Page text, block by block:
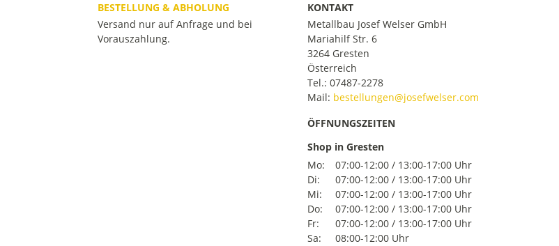
BESTELLUNG & ABHOLUNG
Versand nur auf Anfrage und bei
Vorauszahlung.
KONTAKT
Metallbau Josef Welser GmbH
Mariahilf Str. 6
3264 Gresten
Österreich
Tel.: 07487-2278
Mail:
ÖFFNUNGSZEITEN
Shop in Gresten
Mo:
07:00-12:00 / 13:00-17:00 Uhr
Di:
07:00-12:00 / 13:00-17:00 Uhr
Mi:
07:00-12:00 / 13:00-17:00 Uhr
Do:
07:00-12:00 / 13:00-17:00 Uhr
Fr:
07:00-12:00 / 13:00-17:00 Uhr
Sa:
08:00-12:00 Uhr